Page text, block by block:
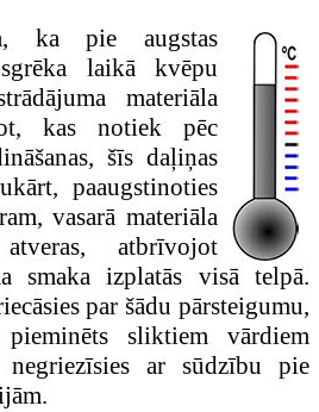
ka pie augstas
laikā kvēpu
materiāla
kas notiek pēc
šīs daļiņas
paaugstinoties
vasarā materiāla
atbrīvojot
smaka izplatās visā telpā.
par šādu pārsteigumu,
sliktiem vārdiem
ar sūdzību pie